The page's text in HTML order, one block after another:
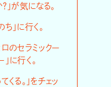
」が気になる。
」に行く。
ロのセラミックー
に行く。
くる。」をチェッ